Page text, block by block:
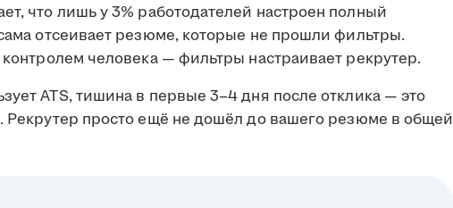
что лишь у 3% работодателей настроен полный
отсеивает резюме, которые не прошли фильтры.
человека — фильтры настраивает рекрутер.
ATS, тишина в первые 3–4 дня после отклика — это
Рекрутер просто ещё не дошёл до вашего резюме в общей